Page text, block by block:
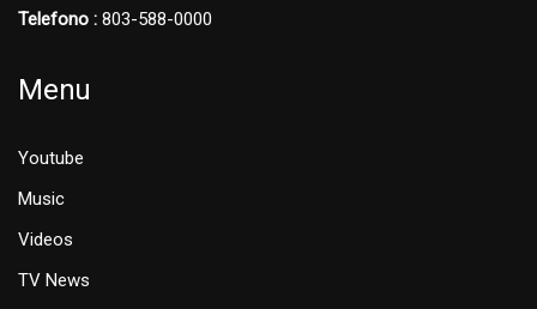
Telefono : 803-588-0000
Menu
Youtube
Music
Videos
TV News